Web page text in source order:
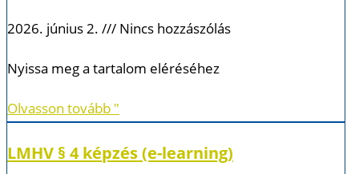
2026. június 2. Nincs hozzászólás
Nyissa meg a tartalom eléréséhez
Olvasson tovább "
LMHV § 4 képzés (e-learning)